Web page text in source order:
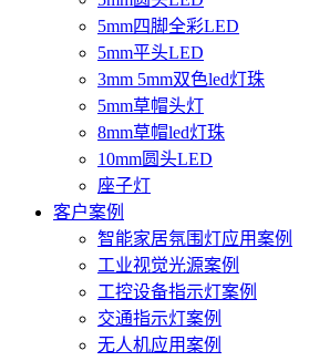
5mm四脚全彩LED
5mm平头LED
3mm 5mm双色led灯珠
5mm草帽头灯
8mm草帽led灯珠
10mm圆头LED
座子灯
客户案例
智能家居氛围灯应用案例
工业视觉光源案例
工控设备指示灯案例
交通指示灯案例
无人机应用案例